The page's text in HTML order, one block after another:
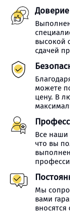
высокой
сдачей
можете
цену. В
Все наши
что вы
Мы
вами